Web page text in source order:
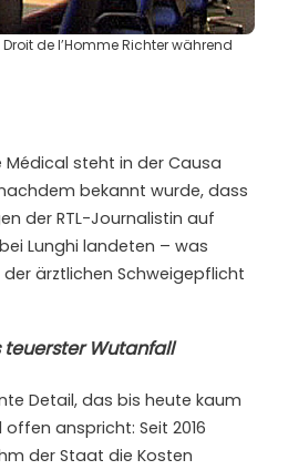
de l’Homme Richter während
steht in der Causa
bekannt wurde, dass
der RTL-Journalistin auf
Lunghi landeten – was
ärztlichen Schweigepflicht
teuerster Wutanfall
Detail, das bis heute kaum
anspricht: Seit 2016
der Staat die Kosten